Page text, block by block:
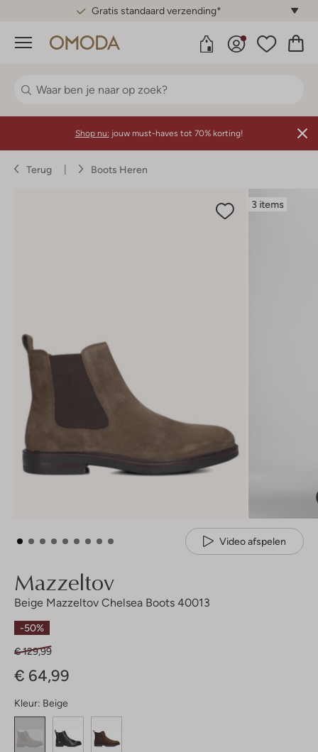
Gratis standaard verzending*
Menu
Shop nu: jouw must-haves tot 70% korting!
Terug Boots Heren
3 items
Video afspelen
Mazzeltov
Beige Mazzeltov Chelsea Boots 40013
-50%
€ 129,99
€ 64,99
Kleur: Beige